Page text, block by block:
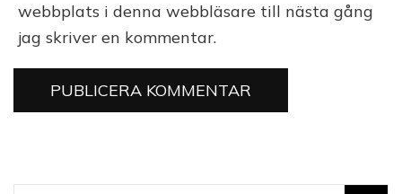
webbplats i denna webbläsare till nästa gång
jag skriver en kommentar.